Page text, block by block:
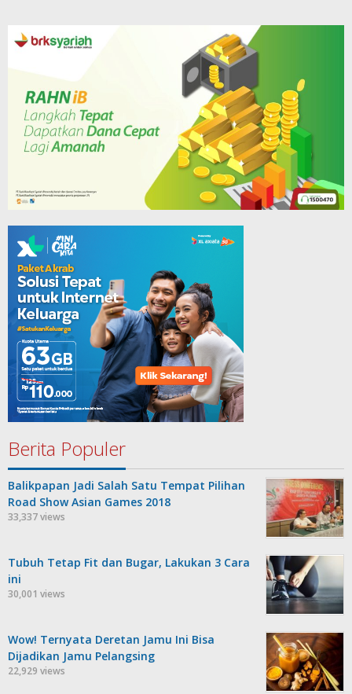
Berita Populer
Balikpapan Jadi Salah Satu Tempat Pilihan
Road Show Asian Games 2018
33,337 views
Tubuh Tetap Fit dan Bugar, Lakukan 3 Cara
ini
30,001 views
Wow! Ternyata Deretan Jamu Ini Bisa
Dijadikan Jamu Pelangsing
22,929 views